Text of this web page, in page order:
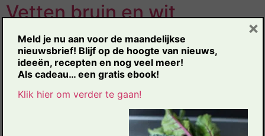
Vetten bruin en wit
Bruin Vet vs Wit Vet: Het gezonde lichaamsvet dat je
gezondheid boost – Alotz AlotZ Praktijk voor herstel
Home Diensten Hulpmiddelen GRATIS KENNISMAKING
BRUIN VET • LICHAAMS VET • ENERGIE […]
Antioxidanten
Meld je nu aan voor de maandelijkse
nieuwsbrief! Blijf op de hoogte van nieuws,
ideeën, recepten en nog veel meer!
Als cadeau… een gratis ebook!
Klik hier om verder te gaan!
×